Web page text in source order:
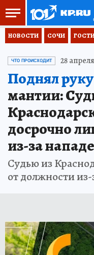
НОВОСТИ СОЧИ
ЧТО ПРОИСХОДИТ 28
Поднял руку
мантии:
досрочно
из-за
Судью из
от должности